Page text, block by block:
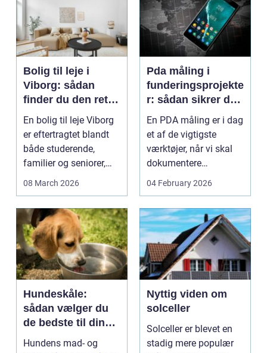
Bolig til leje i
Viborg: sådan
finder du den rette
lejlighed
En bolig til leje Viborg
er eftertragtet blandt
både studerende,
familier og seniorer,
fordi b...
08 March 2026
Pda måling i
funderingsprojekte
r: sådan sikrer du
dokumenteret
bæreevne
En PDA måling er i dag
et af de vigtigste
værktøjer, når vi skal
dokumentere
bæreevnen af pæle til
04 February 2026
Hundeskåle:
sådan vælger du
de bedste til din
hund
Hundens mad- og
Nyttig viden om
solceller
Solceller er blevet en
stadig mere populær